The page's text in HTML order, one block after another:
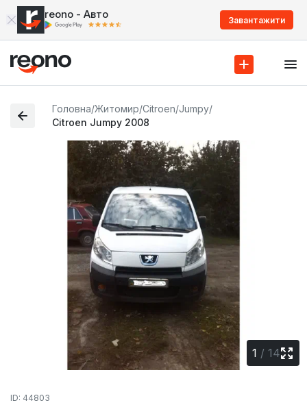
reono - Авто Завантажити
Головна/Житомир/Citroen/Jumpy/
Citroen Jumpy 2008
1 / 14
ID: 44803